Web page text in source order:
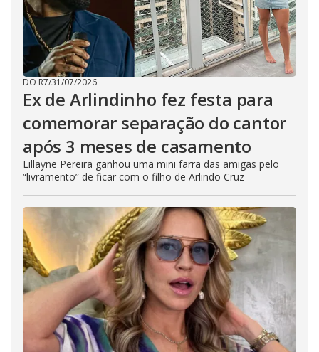
DO R7/31/07/2026
Ex de Arlindinho fez festa para
comemorar separação do cantor
após 3 meses de casamento
Lillayne Pereira ganhou uma mini farra das amigas pelo
“livramento” de ficar com o filho de Arlindo Cruz